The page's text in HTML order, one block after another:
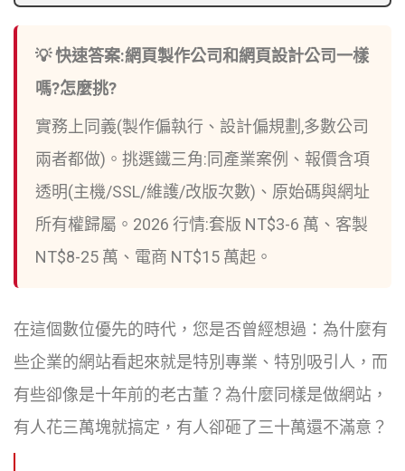
💡 快速答案:網頁製作公司和網頁設計公司一樣
嗎?怎麼挑?
實務上同義(製作偏執行、設計偏規劃,多數公司
兩者都做)。挑選鐵三角:同產業案例、報價含項
透明(主機/SSL/維護/改版次數)、原始碼與網址
所有權歸屬。2026 行情:套版 NT$3-6 萬、客製
NT$8-25 萬、電商 NT$15 萬起。
在這個數位優先的時代，您是否曾經想過：為什麼有
些企業的網站看起來就是特別專業、特別吸引人，而
有些卻像是十年前的老古董？為什麼同樣是做網站，
有人花三萬塊就搞定，有人卻砸了三十萬還不滿意？